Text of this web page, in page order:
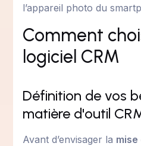
l’appareil photo du
Comment
logiciel CRM
Définition de vos
matière d'outil
Avant d’envisager la mise